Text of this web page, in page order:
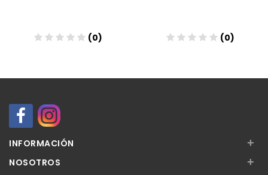
(0) (0)
INFORMACIÓN +
NOSOTROS +